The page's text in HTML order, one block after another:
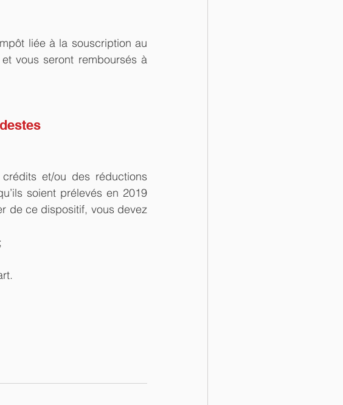
liée à la souscription au
vous seront remboursés à
et/ou des réductions
soient prélevés en 2019
de ce dispositif, vous devez